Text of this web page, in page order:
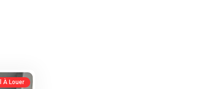
À Louer